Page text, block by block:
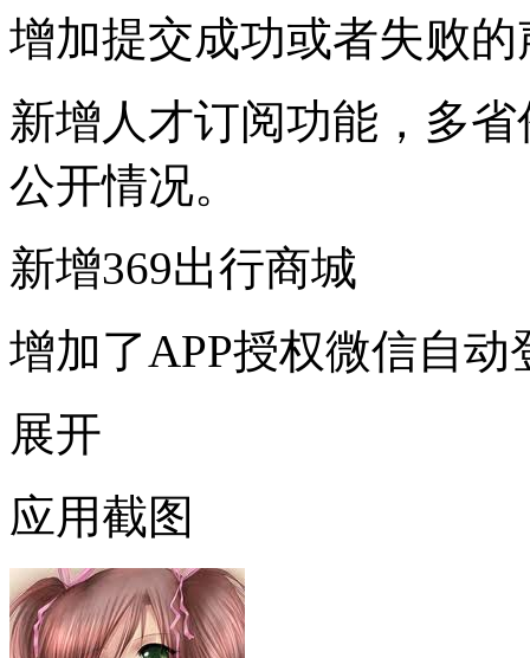
增加提交成功或者失败
新增人才订阅功能，多
公开情况。
新增369出行商城
增加了APP授权微信自动
展开
应用截图